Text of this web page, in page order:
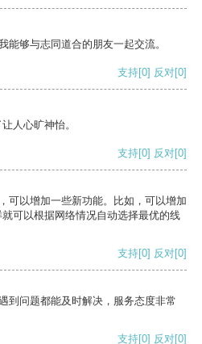
能够与志同道合的朋友一起交流。
支持[0] 反对[0]
人心旷神怡。
支持[0] 反对[0]
可以增加一些新功能。比如，可以增加
可以根据网络情况自动选择最优的线
支持[0] 反对[0]
到问题都能及时解决，服务态度非常
支持[0] 反对[0]